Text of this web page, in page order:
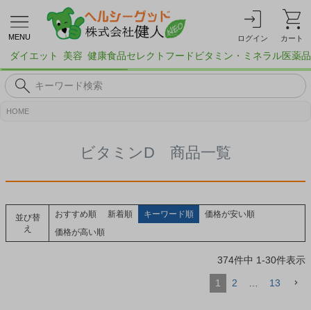
MENU ログイン カート
ダイエット 美容 健康食品セレクトフード ビタミン・ミネラル医薬品
HOME
ビタミンD 商品一覧
並び替
え
おすすめ順 新着順 キーワード順
価格が安い順
価格が高い順
374件中 1-30件表示
1 2 13